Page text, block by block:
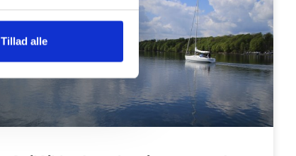
Tillad alle